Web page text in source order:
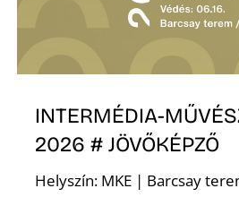
INTERMÉDIA-
2026 # JÖVŐKÉPZŐ
Helyszín: MKE | Barcsay